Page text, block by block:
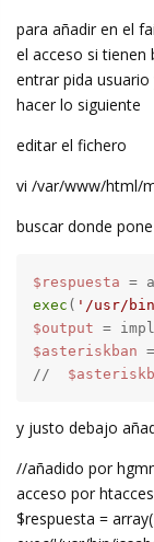
para añadir en el
el acceso si tienen
entrar pida
hacer lo siguiente
editar el fichero
vi /var/www/html/
buscar donde pone
$respuesta
exec ( '/usr/
$output =
$asteriskban
//
y justo debajo
//añadido por
acceso por
$respuesta =